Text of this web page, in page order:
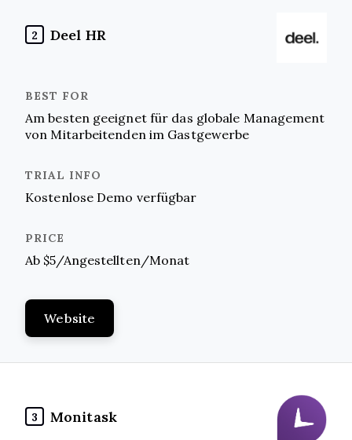
2 Deel HR
Am besten geeignet für das globale Management
von Mitarbeitenden im Gastgewerbe
Kostenlose Demo verfügbar
Ab $5/Angestellten/Monat
Website
3 Monitask